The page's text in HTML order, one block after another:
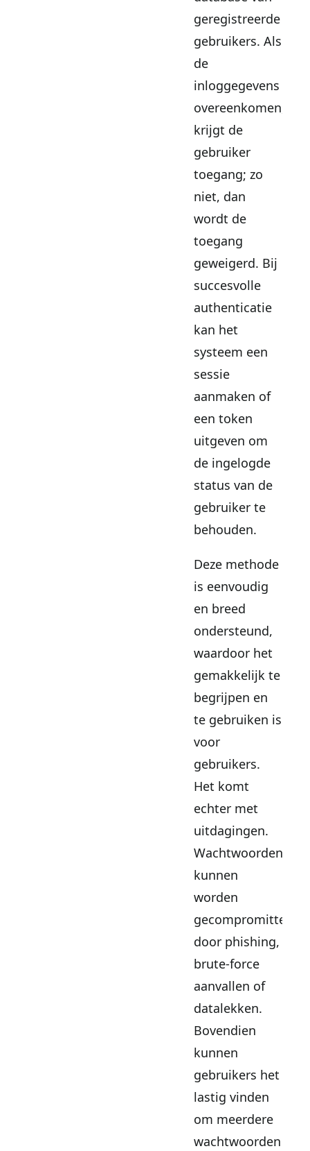
geregistreerde
gebruikers. Als
de
inloggegevens
overeenkomen,
krijgt de
gebruiker
toegang; zo
niet, dan
wordt de
toegang
geweigerd. Bij
succesvolle
authenticatie
kan het
systeem een
sessie
aanmaken of
een token
uitgeven om
de ingelogde
status van de
gebruiker te
behouden.
Deze methode
is eenvoudig
en breed
ondersteund,
waardoor het
gemakkelijk te
begrijpen en
te gebruiken is
voor
gebruikers.
Het komt
echter met
uitdagingen.
Wachtwoorden
kunnen
worden
gecompromitteerd
door phishing,
brute-force
aanvallen of
datalekken.
Bovendien
kunnen
gebruikers het
lastig vinden
om meerdere
wachtwoorden